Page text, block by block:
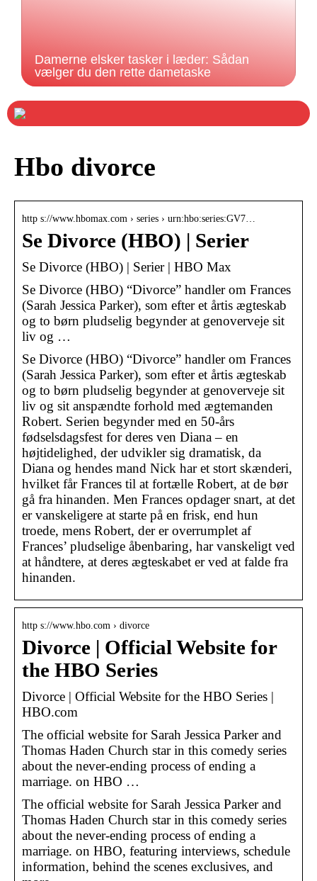
Damerne elsker tasker i læder: Sådan
vælger du den rette dametaske
Hbo divorce
http s://www.hbomax.com › series › urn:hbo:series:GV7…
Se Divorce (HBO) | Serier
Se Divorce (HBO) | Serier | HBO Max
Se Divorce (HBO) “Divorce” handler om Frances
(Sarah Jessica Parker), som efter et årtis ægteskab
og to børn pludselig begynder at genoverveje sit
liv og …
Se Divorce (HBO) “Divorce” handler om Frances
(Sarah Jessica Parker), som efter et årtis ægteskab
og to børn pludselig begynder at genoverveje sit
liv og sit anspændte forhold med ægtemanden
Robert. Serien begynder med en 50-års
fødselsdagsfest for deres ven Diana – en
højtidelighed, der udvikler sig dramatisk, da
Diana og hendes mand Nick har et stort skænderi,
hvilket får Frances til at fortælle Robert, at de bør
gå fra hinanden. Men Frances opdager snart, at det
er vanskeligere at starte på en frisk, end hun
troede, mens Robert, der er overrumplet af
Frances’ pludselige åbenbaring, har vanskeligt ved
at håndtere, at deres ægteskabet er ved at falde fra
hinanden.
http s://www.hbo.com › divorce
Divorce | Official Website for
the HBO Series
Divorce | Official Website for the HBO Series |
HBO.com
The official website for Sarah Jessica Parker and
Thomas Haden Church star in this comedy series
about the never-ending process of ending a
marriage. on HBO …
The official website for Sarah Jessica Parker and
Thomas Haden Church star in this comedy series
about the never-ending process of ending a
marriage. on HBO, featuring interviews, schedule
information, behind the scenes exclusives, and